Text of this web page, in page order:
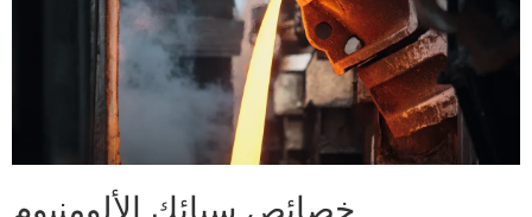
خصائص سبائك الألومنيوم